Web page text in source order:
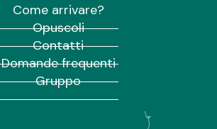
Come arrivare?
Opuscoli
Contatti
Domande frequenti
Gruppo